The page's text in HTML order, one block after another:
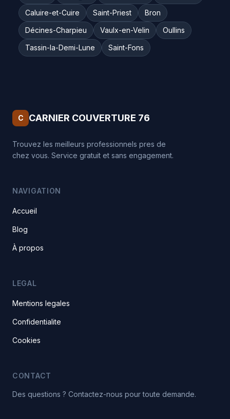
Caluire-et-Cuire
Saint-Priest
Bron
Décines-Charpieu
Vaulx-en-Velin
Oullins
Tassin-la-Demi-Lune
Saint-Fons
C CARNIER COUVERTURE 76
Trouvez les meilleurs professionnels pres de
chez vous. Service gratuit et sans engagement.
NAVIGATION
Accueil
Blog
À propos
LEGAL
Mentions legales
Confidentialite
Cookies
CONTACT
Des questions ? Contactez-nous pour toute demande.